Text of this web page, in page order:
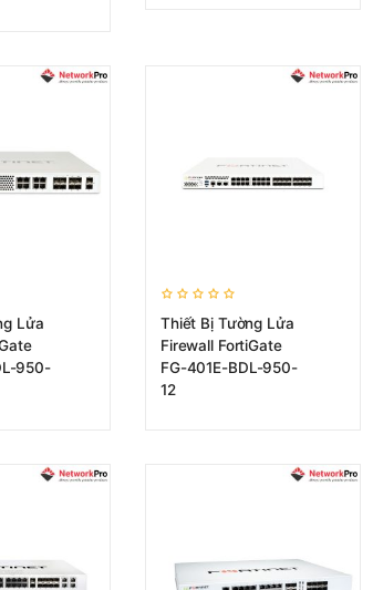
Lửa
950-
Thiết Bị Tường Lửa
Firewall FortiGate
FG-401E-BDL-950-
12